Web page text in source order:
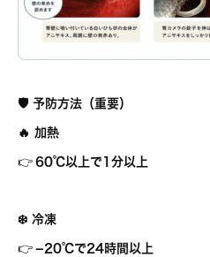
🛡 予防方法（重要）
🔥 加熱
👉 60℃ 以上で1分以上
❄️ 冷凍
👉 −20℃で24時間以上